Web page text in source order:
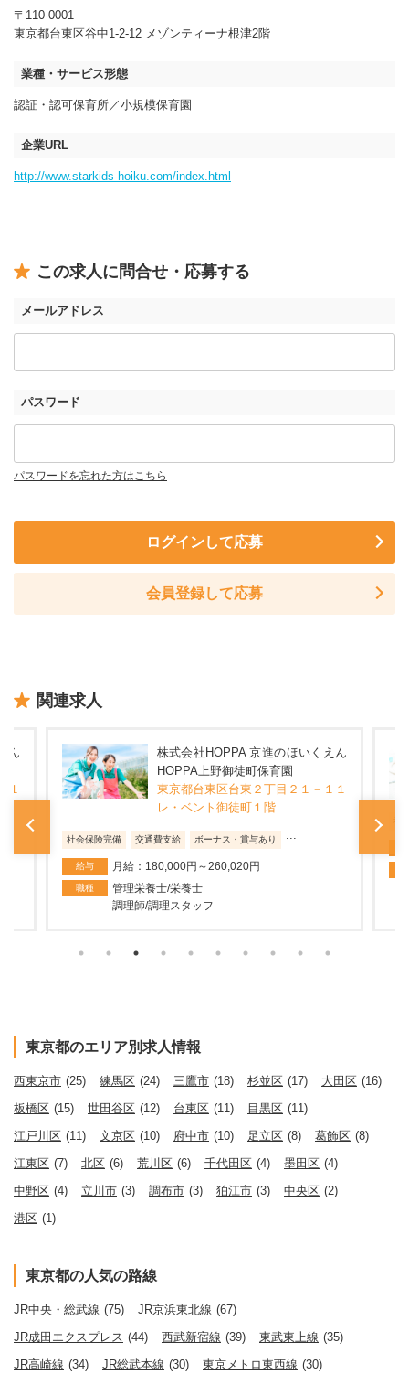
〒110-0001
東京都台東区谷中1-2-12 メゾンティーナ根津2階
業種・サービス形態
認証・認可保育所 小規模保育園
企業URL
http://www.starkids-hoiku.com/index.html
この求人に問合せ・応募する
メールアドレス
パスワード
パスワードを忘れた方はこちら
ログインして応募
会員登録して応募
関連求人
ん
１
株式会社HOPPA 京進のほいくえん
HOPPA上野御徒町保育園
東京都台東区台東２丁目２１－１１
レ・ベント御徒町１階
社会保険完備 交通費支給 ボーナス・賞与あり ...
給与 月給：180,000円～260,020円
職種
管理栄養士/栄養士
調理師/調理スタッフ
東京都のエリア別求人情報
西東京市 (25) 練馬区 (24) 三鷹市 (18) 杉並区 (17) 大田区 (16)
板橋区 (15) 世田谷区 (12) 台東区 (11) 目黒区 (11)
江戸川区 (11) 文京区 (10) 府中市 (10) 足立区 (8) 葛飾区 (8)
江東区 (7) 北区 (6) 荒川区 (6) 千代田区 (4) 墨田区 (4)
中野区 (4) 立川市 (3) 調布市 (3) 狛江市 (3) 中央区 (2)
港区 (1)
東京都の人気の路線
JR中央・総武線 (75) JR京浜東北線 (67)
JR成田エクスプレス (44) 西武新宿線 (39) 東武東上線 (35)
JR高崎線 (34) JR総武本線 (30) 東京メトロ東西線 (30)